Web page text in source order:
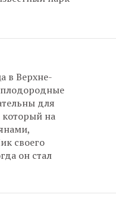
в Верхне-
для
который на
своего
он стал